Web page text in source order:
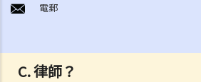
C. 律師？
1. 我年紀已老，打算讓兒子替我照顧我的財政
任何合法的事。我也知道它簡單、直接、有
多。對我來說，這應該是完美的解決方案吧？
電郵